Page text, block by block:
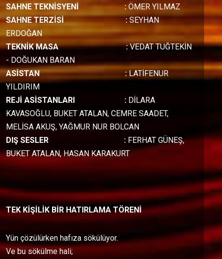
SAHNE TEKNİSYENİ :ÖMER YILMAZ
SAHNE TERZİSİ :SEYHAN
ERDOĞAN
TEKNİK MASA :VEDAT TUĞTEKİN
- DOĞUKAN BARAN
ASİSTAN : LATİFENUR
YILDIRIM
REJİ ASİSTANLARI
: DİLARA
KAVASOĞLU, BUKET ATALAN, CEMRE SAADET,
MELİSA AKUŞ, YAĞMUR NUR BOLCAN
DIŞ SESLER : FERHAT GÜNEŞ,
BUKET ATALAN, HASAN KARAKURT
TEK KİŞİLİK BİR HATIRLAMA TÖRENİ
Yün çözülürken hafıza sökülüyor.
Ve bu sökülme hali;